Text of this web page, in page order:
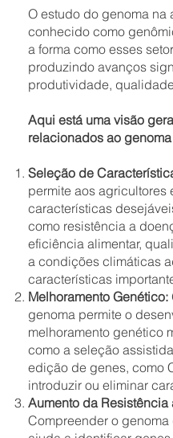
O estudo do genoma na
conhecido como
a forma como esses
produzindo avanços
produtividade,
Aqui está uma visão
relacionados ao
Seleção de
permite aos
características
como resistência a
eficiência alimentar,
a condições climáticas
características
Melhoramento Genético:
genoma permite o
melhoramento genético
como a seleção
edição de genes, como
introduzir ou eliminar
Aumento da
Compreender o